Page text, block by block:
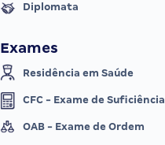
Diplomata
Exames
Residência em Saúde
CFC - Exame de Suficiência
OAB - Exame de Ordem